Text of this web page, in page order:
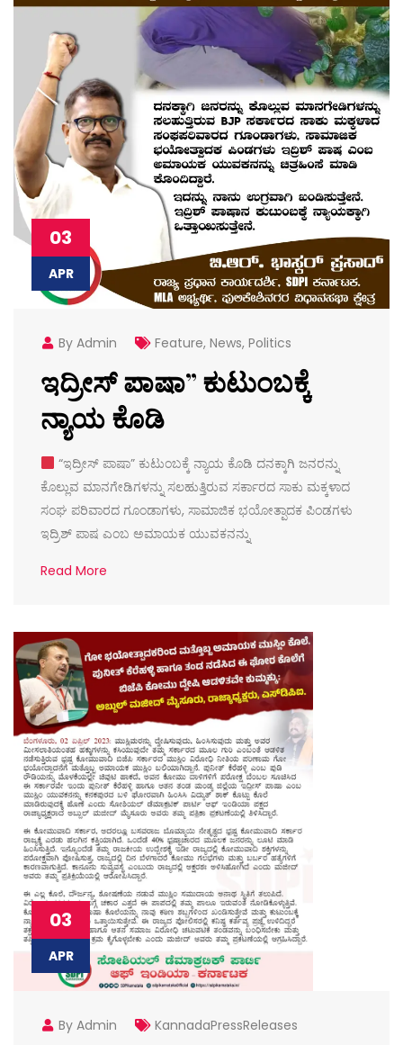
03
APR
By Admin Feature, News, Politics
ಇದ್ರೀಸ್ ಪಾಷಾ” ಕುಟುಂಬಕ್ಕೆ
ನ್ಯಾಯ ಕೊಡಿ
“ಇದ್ರೀಸ್ ಪಾಷಾ” ಕುಟುಂಬಕ್ಕೆ ನ್ಯಾಯ ಕೊಡಿ ದನಕ್ಕಾಗಿ ಜನರನ್ನು
ಕೊಲ್ಲುವ ಮಾನಗೇಡಿಗಳನ್ನು ಸಲಹುತ್ತಿರುವ ಸರ್ಕಾರದ ಸಾಕು ಮಕ್ಕಳಾದ
ಸಂಘ ಪರಿವಾರದ ಗೂಂಡಾಗಳು, ಸಾಮಾಜಿಕ ಭಯೋತ್ಪಾದಕ ಪಿಂಡಗಳು
ಇದ್ರಿಶ್ ಪಾಷ ಎಂಬ ಅಮಾಯಕ ಯುವಕನನ್ನು
Read More
03
APR
By Admin KannadaPressReleases